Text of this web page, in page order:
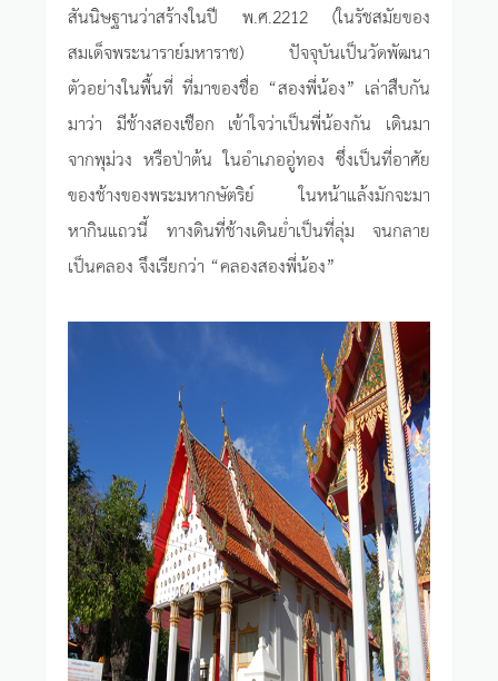
สันนิษฐานว่าสร้างในปี พ.ศ.2212 (ในรัชสมัยของ
สมเด็จพระนาราย์มหาราช) ปัจจุบันเป็นวัดพัฒนา
ตัวอย่างในพื้นที่ ที่มาของชื่อ “สองพี่น้อง” เล่าสืบกัน
มาว่า มีช้างสองเชือก เข้าใจว่าเป็นพี่น้องกัน เดินมา
จากพุม่วง หรือป่าต้น ในอำเภออู่ทอง ซึ่งเป็นที่อาศัย
ของช้างของพระมหากษัตริย์ ในหน้าแล้งมักจะมา
หากินแถวนี้ ทางดินที่ช้างเดินย่ำเป็นที่ลุ่ม จนกลาย
เป็นคลอง จึงเรียกว่า “คลองสองพี่น้อง”